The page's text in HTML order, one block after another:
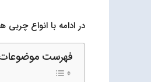
در ادامه با انواع
فهرست